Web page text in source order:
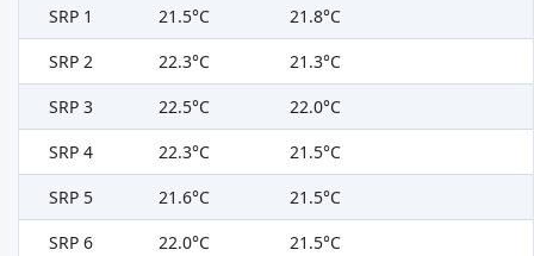
SRP 1
21.5°C
21.8°C
SRP 2
22.3°C
21.3°C
SRP 3
22.5°C
22.0°C
SRP 4
22.3°C
21.5°C
SRP 5
21.6°C
21.5°C
SRP 6
22.0°C
21.5°C